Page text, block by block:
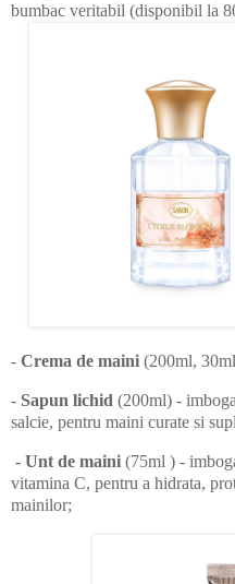
bumbac veritabil (disponibil la
- Crema de maini (200ml,
- Sapun lichid (200ml) -
salcie, pentru maini curate si
- Unt de maini (75ml ) -
vitamina C, pentru a hidrata,
mainilor;